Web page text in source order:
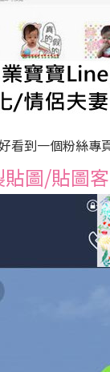
看到一個粉絲專
圖/貼圖